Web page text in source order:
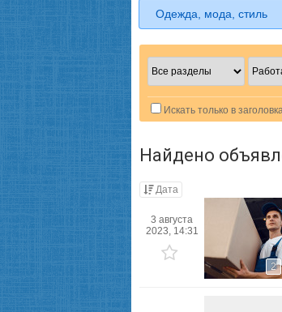
Одежда, мода, стиль
Искать только в
Найдено
Дата
3 августа
2023, 14:31
2